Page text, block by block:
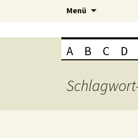
Menü
A B C D